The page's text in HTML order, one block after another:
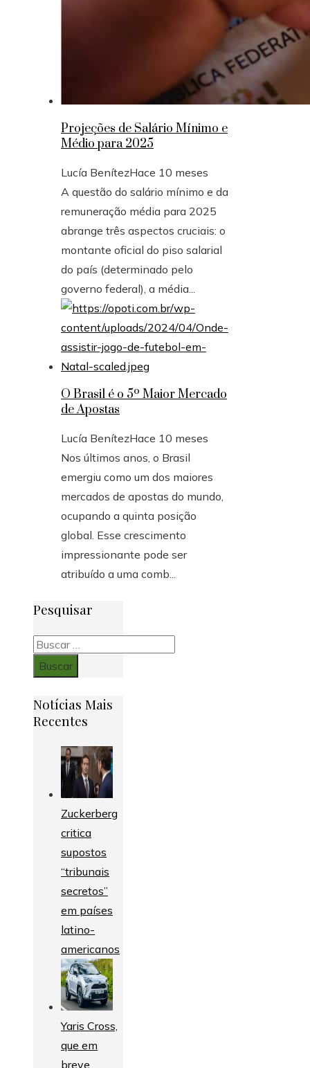
Projeções de Salário Mínimo e
Médio para 2025
Lucía BenítezHace 10 meses
A questão do salário mínimo e da
remuneração média para 2025
abrange três aspectos cruciais: o
montante oficial do piso salarial
do país (determinado pelo
governo federal), a média...
O Brasil é o 5º Maior Mercado
de Apostas
Lucía BenítezHace 10 meses
Nos últimos anos, o Brasil
emergiu como um dos maiores
mercados de apostas do mundo,
ocupando a quinta posição
global. Esse crescimento
impressionante pode ser
atribuído a uma comb...
Pesquisar
Buscar:
Notícias Mais
Recentes
Zuckerberg
critica
supostos
“tribunais
secretos”
em países
latino-
americanos
Yaris Cross,
que em
breve